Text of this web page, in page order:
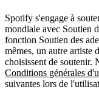
Spotify s'engage à
mondiale avec Soutien
fonction Soutien des
mêmes, un autre artiste
choisissent de soutenir.
Conditions générales
suivantes lors de